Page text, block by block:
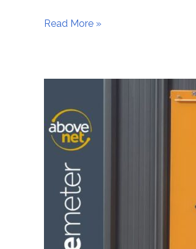
Read More »
Inteligente:
A
Nova
Gestão
Grupos
Geradores